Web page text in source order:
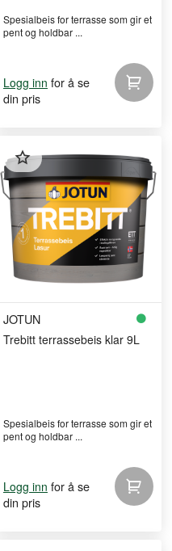
Spesialbeis for terrasse som gir et
pent og holdbar ...
Logg inn for å se
din pris
JOTUN
Trebitt terrassebeis klar 9L
Spesialbeis for terrasse som gir et
pent og holdbar ...
Logg inn for å se
din pris